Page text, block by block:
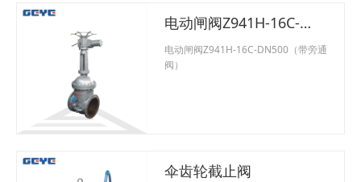
电动闸阀Z941H-16C-
DN500（带旁通阀）
电动闸阀Z941H-16C-DN500（带旁通
阀）
伞齿轮截止阀